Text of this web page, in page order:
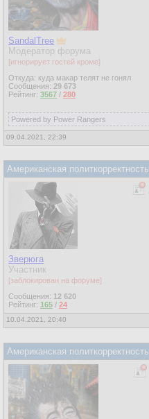
SandalTree
Модератор форума
[игнорирует гостей кроме]
Откуда: куда макар телят не гонял
Сообщения: 29 673
Рейтинг: 3567 / 280
Powered by Power Rangers
09.04.2021, 22:39
Американская политкорректность
Зверюга
Участник
[заблокирован на форуме]
Сообщения: 12 620
Рейтинг: 165 / 24
10.04.2021, 20:40
Американская политкорректность